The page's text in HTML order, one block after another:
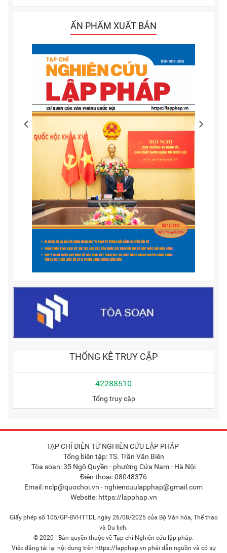
ẤN PHẨM XUẤT BẢN
THỐNG KÊ TRUY CẬP
42288510
Tổng truy cập
TẠP CHÍ ĐIỆN TỬ NGHIÊN CỨU LẬP PHÁP
Tổng biên tập: TS. Trần Văn Biên
Tòa soạn: 35 Ngô Quyền - phường Cửa Nam - Hà Nội
Điện thoại: 08048376
Email: nclp@quochoi.vn - nghiencuulapphap@gmail.com
Website: https://lapphap.vn
Giấy phép số 105/GP-BVHTTDL ngày 26/08/2025 của Bộ Văn hóa, Thể thao
và Du lịch.
© 2020 - Bản quyền thuộc về Tạp chí Nghiên cứu lập pháp.
Việc đăng tải lại nội dung trên https://lapphap.vn phải dẫn nguồn và có sự